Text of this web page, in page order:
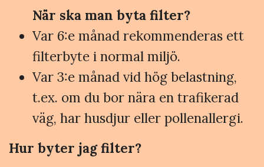
När ska man byta filter?
Var 6:e månad rekommenderas ett
filterbyte i normal miljö.
Var 3:e månad vid hög belastning,
t.ex. om du bor nära en trafikerad
väg, har husdjur eller pollenallergi.
Hur byter jag filter?